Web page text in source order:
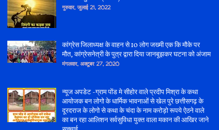
गुरुवार, जुलाई 21, 2022
कांग्रेस जिलाध्यक्ष के वाहन से 10 लोग जख्मी एक कि मौके पर
मौत, कांग्रेसनेत्री के पुत्र द्वारा दिया जानबूझकर घटना को अंजाम
मंगलवार, अक्टूबर 27, 2020
न्यूज अपडेट -ग्राम पोंड मे सीहोर वाले प्रदीप मिश्रा के कथा
आयोजक बन लोगो के धार्मिक भावनाओं से खेल पुरे छत्तीसगढ़ के
दूरदराज के लोगो से कथा के चंदा के नाम करोड़ो रूपये ऐठने वाले
का बन रहा आलिशन सर्वसुविधा युक्त वाला मकान की आखिर जाने